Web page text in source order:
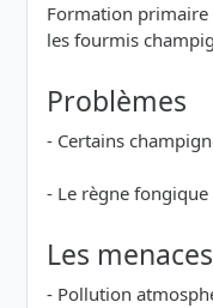
Formation primaire
les fourmis
Problèmes
- Certains
- Le règne fongique
Les
- Pollution